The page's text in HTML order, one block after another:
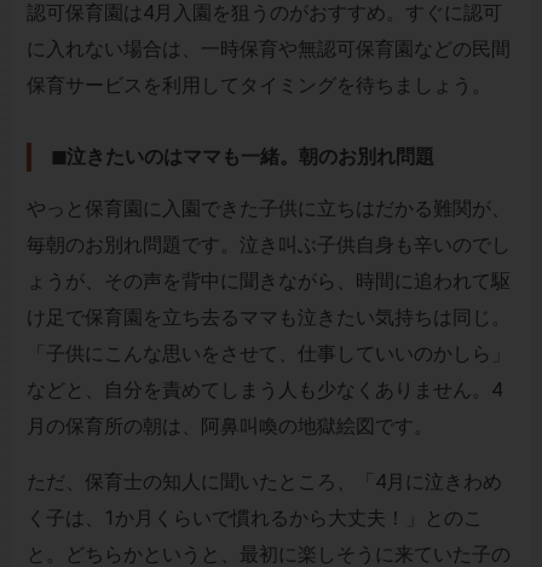
認可保育園は4月入園を狙うのがおすすめ。すぐに認可
に入れない場合は、一時保育や無認可保育園などの民間
保育サービスを利用してタイミングを待ちましょう。
◼︎泣きたいのはママも一緒。朝のお別れ問題
やっと保育園に入園できた子供に立ちはだかる難関が、
毎朝のお別れ問題です。泣き叫ぶ子供自身も辛いのでし
ょうが、その声を背中に聞きながら、時間に追われて駆
け足で保育園を立ち去るママも泣きたい気持ちは同じ。
「子供にこんな思いをさせて、仕事していいのかしら」
などと、自分を責めてしまう人も少なくありません。4
月の保育所の朝は、阿鼻叫喚の地獄絵図です。
ただ、保育士の知人に聞いたところ、「4月に泣きわめ
く子は、1か月くらいで慣れるから大丈夫！」とのこ
と。どちらかというと、最初に楽しそうに来ていた子の